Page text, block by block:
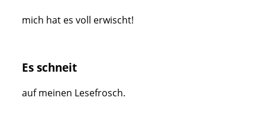
mich hat es voll erwischt!
Es schneit
auf meinen Lesefrosch.